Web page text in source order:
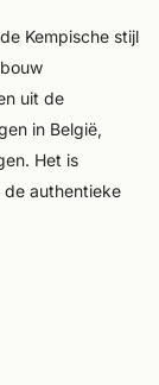
Kempische stijl
uit de
in België,
Het is
authentieke